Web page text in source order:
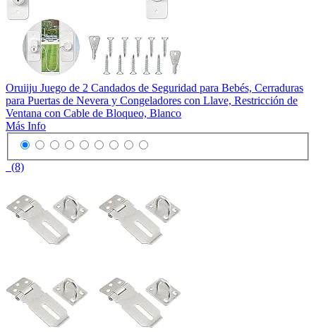
Oruiiju Juego de 2 Candados de Seguridad para Bebés, Cerraduras
para Puertas de Nevera y Congeladores con Llave, Restricción de
Ventana con Cable de Bloqueo, Blanco
Más Info
(8)